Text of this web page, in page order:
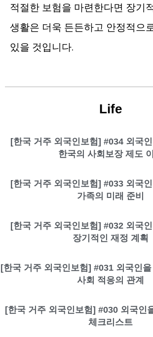
적절한 보험을 마련한다면 장기
생활은 더욱 든든하고 안정적으
있을 것입니다.
Life
[한국 거주 외국인보험] #034 외국
한국의 사회보장 제도
[한국 거주 외국인보험] #033 외국
가족의 미래 준비
[한국 거주 외국인보험] #032 외국
장기적인 재정 계획
[한국 거주 외국인보험] #031 외국인
사회 적응의 관계
[한국 거주 외국인보험] #030 외국인
체크리스트